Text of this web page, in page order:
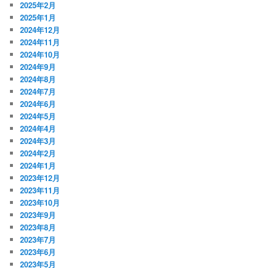
2025年2月
2025年1月
2024年12月
2024年11月
2024年10月
2024年9月
2024年8月
2024年7月
2024年6月
2024年5月
2024年4月
2024年3月
2024年2月
2024年1月
2023年12月
2023年11月
2023年10月
2023年9月
2023年8月
2023年7月
2023年6月
2023年5月